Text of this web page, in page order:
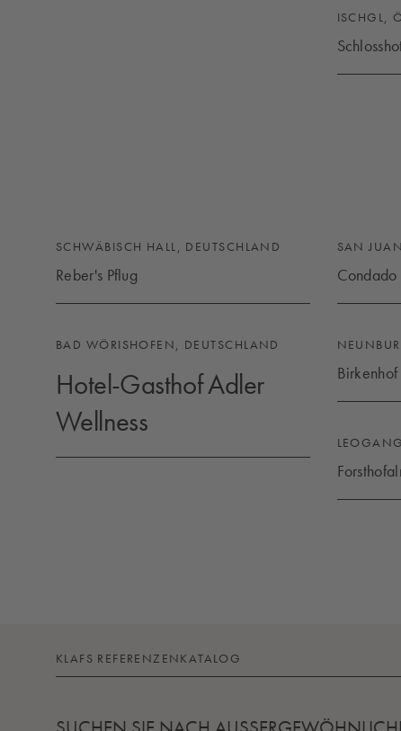
ISCHGL,
SCHWÄBISCH HALL, DEUTSCHLAND
Reber's Pflug
SAN
Condado
BAD WÖRISHOFEN, DEUTSCHLAND
Hotel-Gasthof Adler
Wellness
Birkenhof
KLAFS REFERENZENKATALOG